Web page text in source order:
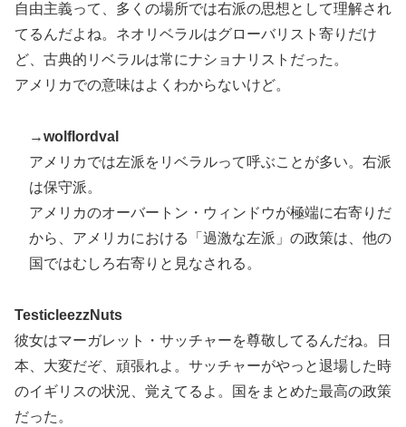
自由主義って、多くの場所では右派の思想として理解され
てるんだよね。ネオリベラルはグローバリスト寄りだけ
ど、古典的リベラルは常にナショナリストだった。
アメリカでの意味はよくわからないけど。
→wolflordval
アメリカでは左派をリベラルって呼ぶことが多い。右派
は保守派。
アメリカのオーバートン・ウィンドウが極端に右寄りだ
から、アメリカにおける「過激な左派」の政策は、他の
国ではむしろ右寄りと見なされる。
TesticleezzNuts
彼女はマーガレット・サッチャーを尊敬してるんだね。日
本、大変だぞ、頑張れよ。サッチャーがやっと退場した時
のイギリスの状況、覚えてるよ。国をまとめた最高の政策
だった。